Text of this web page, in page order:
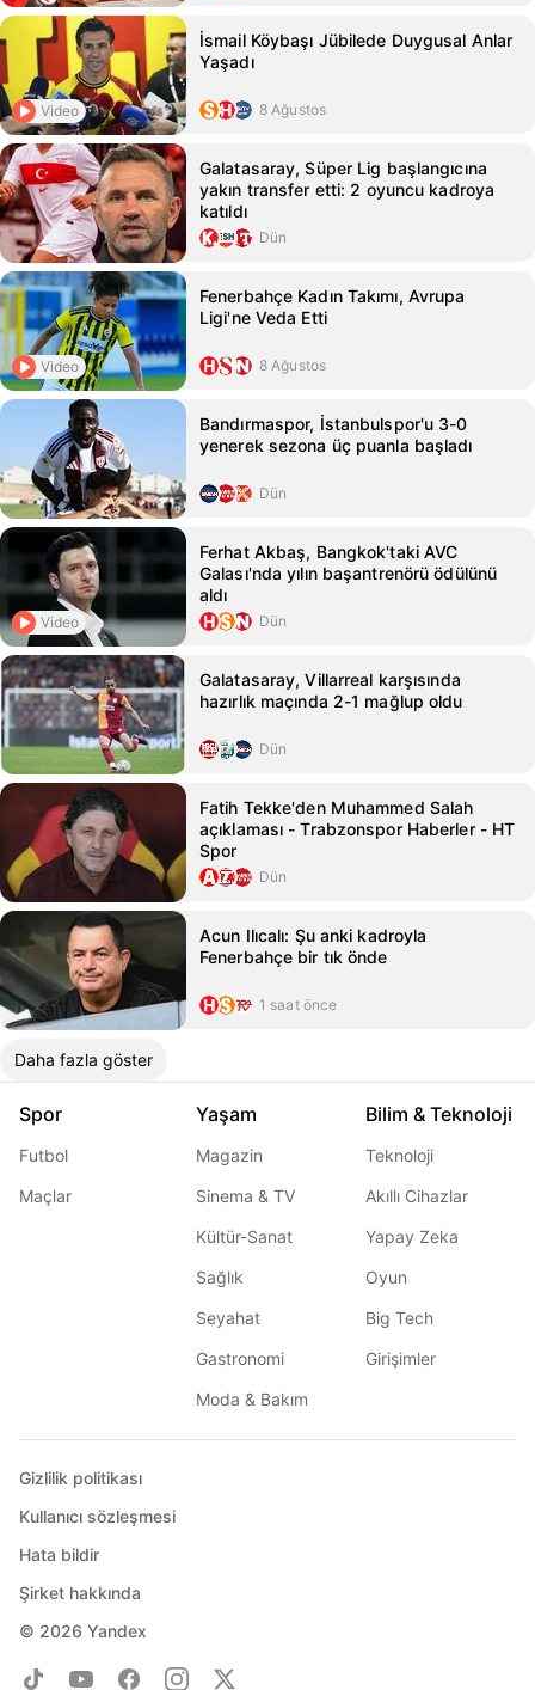
Video
İsmail Köybaşı Jübilede Duygusal Anlar
Yaşadı
8 Ağustos
Galatasaray, Süper Lig başlangıcına
yakın transfer etti: 2 oyuncu kadroya
katıldı
Dün
Video
Fenerbahçe Kadın Takımı, Avrupa
Ligi'ne Veda Etti
8 Ağustos
Bandırmaspor, İstanbulspor'u 3-0
yenerek sezona üç puanla başladı
Dün
Video
Ferhat Akbaş, Bangkok'taki AVC
Galası'nda yılın başantrenörü ödülünü
aldı
Dün
Galatasaray, Villarreal karşısında
hazırlık maçında 2-1 mağlup oldu
Dün
Fatih Tekke'den Muhammed Salah
açıklaması - Trabzonspor Haberler - HT
Spor
Dün
Acun Ilıcalı: Şu anki kadroyla
Fenerbahçe bir tık önde
1 saat önce
Daha fazla göster
Spor
Futbol
Maçlar
Yaşam
Magazin
Sinema & TV
Kültür-Sanat
Sağlık
Seyahat
Gastronomi
Moda & Bakım
Bilim & Teknoloji
Teknoloji
Akıllı Cihazlar
Yapay Zeka
Oyun
Big Tech
Girişimler
© 2026 Yandex
Gizlilik politikası
Kullanıcı sözleşmesi
Hata bildir
Şirket hakkında